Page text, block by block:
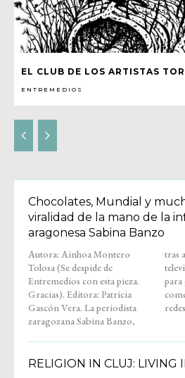
EL CLUB DE LOS ARTISTAS
ENTREMEDIOS
Chocolates, Mundial y
viralidad de la mano de la
aragonesa Sabina Banzo
Autora: Ainhoa Montero
Tolosa (Se despide de
Entremedios con esta pieza.
Gracias). Editora: Patricia
Gascón Vera. La periodista
zaragozana Sabina Banzo,
tras años como reportera de
televisión y locutora de spots
para grandes marcas,
comenzó su andadura en
RELIGION IN CLUJ: LIVING